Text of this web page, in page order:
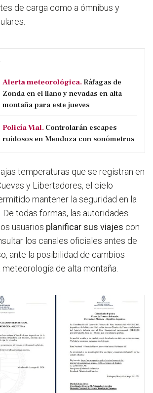
de carga como a ómnibus y
Alerta meteorológica. Ráfagas de
Zonda en el llano y nevadas en alta
montaña para este jueves
Policía Vial. Controlarán escapes
ruidosos en Mendoza con sonómetros
temperaturas que se registran en
y Libertadores, el cielo
mantener la seguridad en la
De todas formas, las autoridades
usuarios planificar sus viajes con
los canales oficiales antes de
ante la posibilidad de cambios
de alta montaña.